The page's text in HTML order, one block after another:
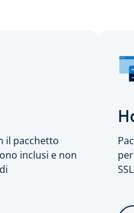
il pacchetto
inclusi e non